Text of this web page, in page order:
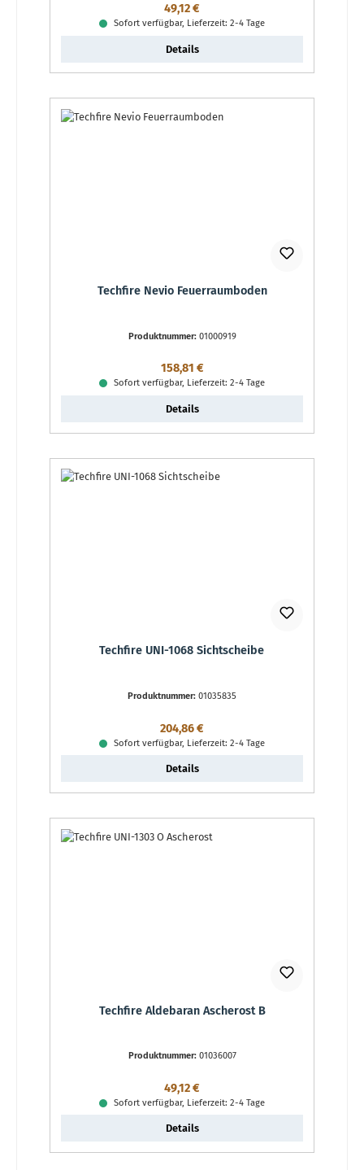
Regulärer Preis:
49,12 €
Sofort verfügbar, Lieferzeit: 2-4 Tage
Details
Techfire Nevio Feuerraumboden
Produktnummer: 01000919
Regulärer Preis:
158,81 €
Sofort verfügbar, Lieferzeit: 2-4 Tage
Details
Techfire UNI-1068 Sichtscheibe
Produktnummer: 01035835
Regulärer Preis:
204,86 €
Sofort verfügbar, Lieferzeit: 2-4 Tage
Details
Techfire Aldebaran Ascherost B
Produktnummer: 01036007
Regulärer Preis:
49,12 €
Sofort verfügbar, Lieferzeit: 2-4 Tage
Details